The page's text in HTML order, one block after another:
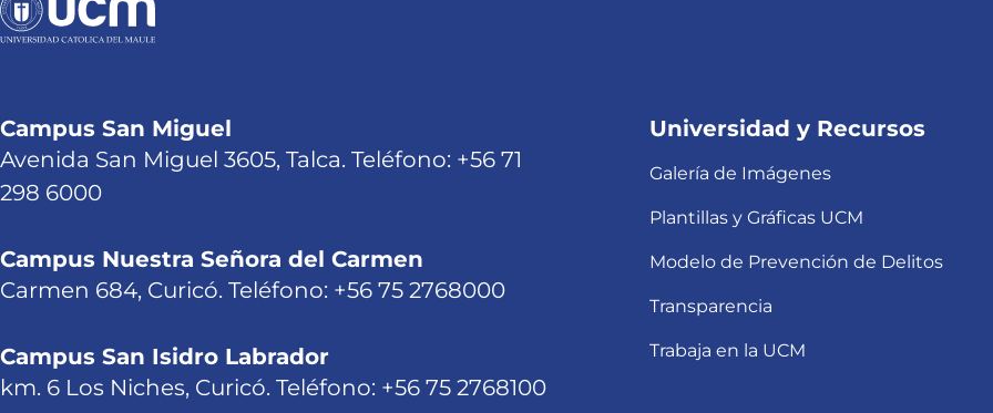
Campus San Miguel
Avenida San Miguel 3605, Talca. Teléfono: +56 71
298 6000
Campus Nuestra Señora del Carmen
Carmen 684, Curicó. Teléfono: +56 75 2768000
Campus San Isidro Labrador
km. 6 Los Niches, Curicó. Teléfono: +56 75 2768100
Universidad y Recursos
Galería de Imágenes
Plantillas y Gráficas UCM
Modelo de Prevención de Delitos
Transparencia
Trabaja en la UCM